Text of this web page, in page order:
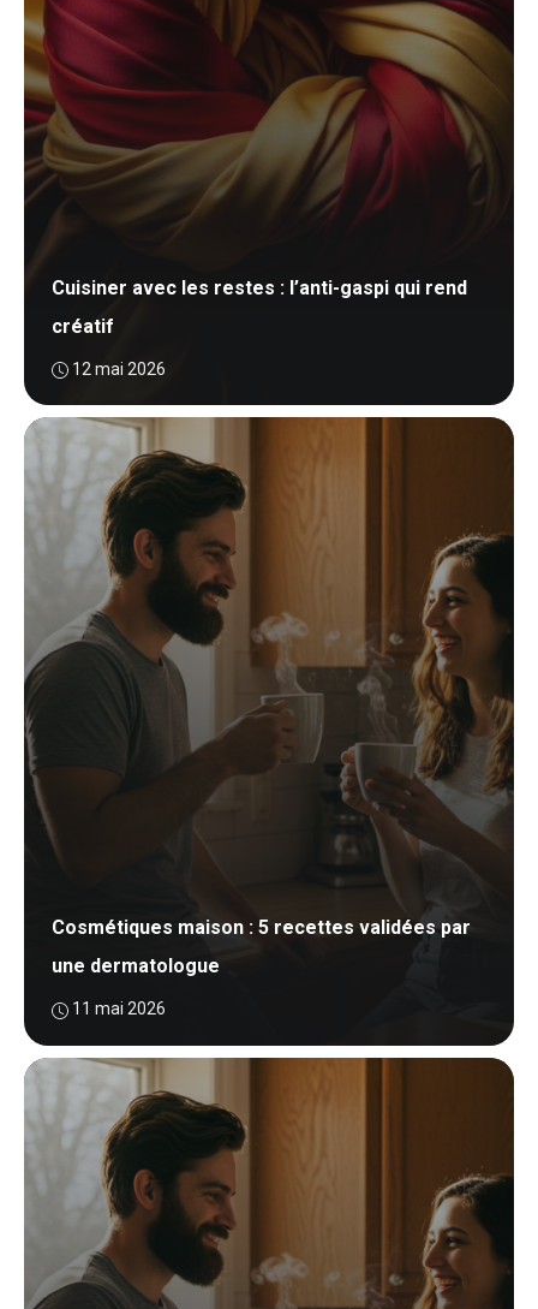
Cuisiner avec les restes : l’anti-gaspi qui rend
créatif
12 mai 2026
Cosmétiques maison : 5 recettes validées par
une dermatologue
11 mai 2026